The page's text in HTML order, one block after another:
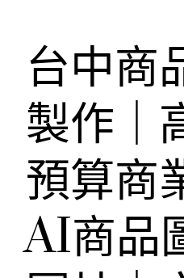
台中商
製作｜
預算商
AI商品